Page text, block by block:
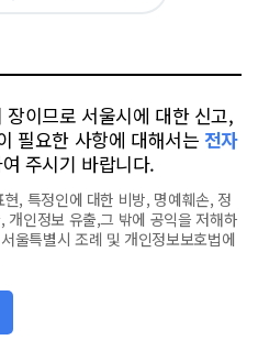
이므로 서울시에 대한 신고,
필요한 사항에 대해서는 전자
주시기 바랍니다.
, 특정인에 대한 비방, 명예훼손, 정
개인정보 유출,그 밖에 공익을 저해하
울특별시 조례 및 개인정보보호법에